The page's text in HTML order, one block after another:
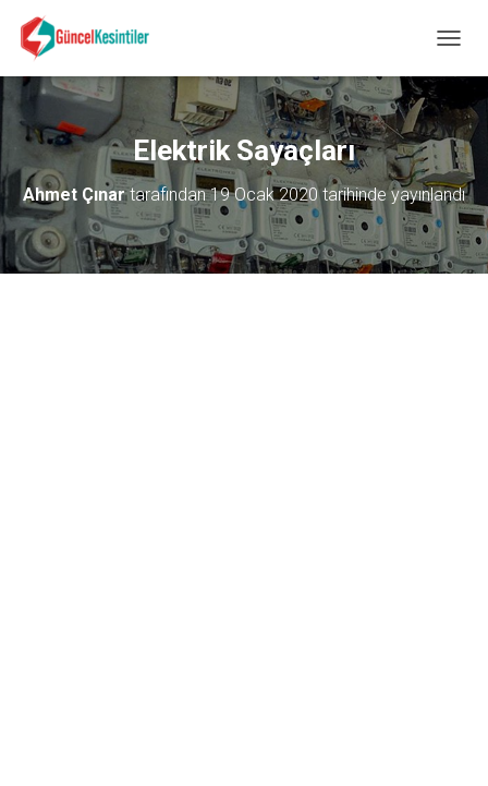
E
Y
Ü
A
Ç
A
Elektrik Sayaçları
Ahmet Çınartarafından19 Ocak 2020tarihinde yayınlandı